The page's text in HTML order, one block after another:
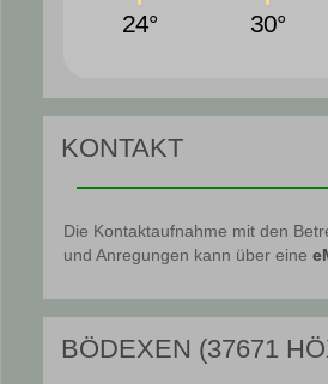
24° 30°
KONTAKT
Die Kontaktaufnahme mit den
und Anregungen kann über eine
BÖDEXEN (37671